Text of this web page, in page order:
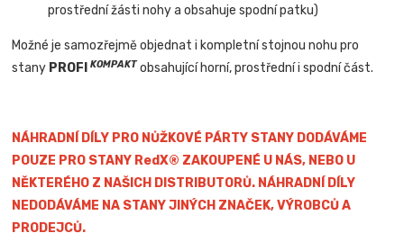
prostřední žásti nohy a obsahuje spodní patku)
Možné je samozřejmě objednat i kompletní stojnou nohu pro
stany PROFIKOMPAKT obsahující horní, prostřední i spodní část.
NÁHRADNÍ DÍLY PRO NŮŽKOVÉ PÁRTY STANY DODÁVÁME
POUZE PRO STANY RedX® ZAKOUPENÉ U NÁS, NEBO U
NĚKTERÉHO Z NAŠICH DISTRIBUTORŮ. NÁHRADNÍ DÍLY
NEDODÁVÁME NA STANY JINÝCH ZNAČEK, VÝROBCŮ A
PRODEJCŮ.